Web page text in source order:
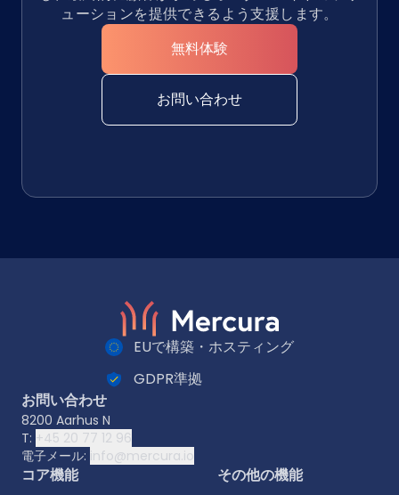
ューションを提供できるよう支援します。
無料体験
お問い合わせ
EUで構築・ホスティング
GDPR準拠
お問い合わせ
8200 Aarhus N
T: +45 20 77 12 96
電子メール: info@mercura.io
コア機能 その他の機能